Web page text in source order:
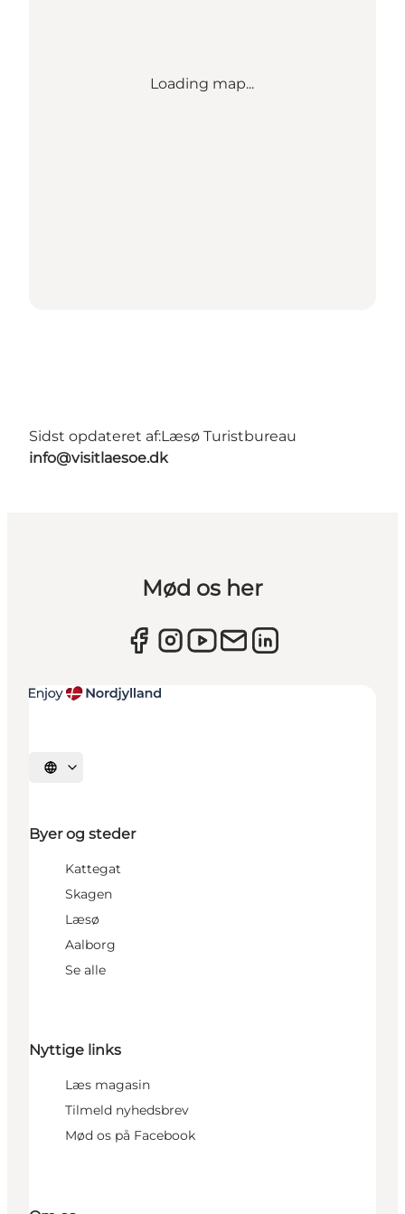
Loading map...
Sidst opdateret af:Læsø Turistbureau
info@visitlaesoe.dk
Mød os her
Vælg sprog
Byer og steder
Kattegat
Skagen
Læsø
Aalborg
Se alle
Nyttige links
Læs magasin
Tilmeld nyhedsbrev
Mød os på Facebook